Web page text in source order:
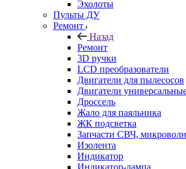
Эхолоты
Пульты ДУ
Ремонт
Назад
Ремонт
3D ручки
LCD преобразователи
Двигатели для пылесосов
Двигатели
Дроссель
Жало для паяльника
ЖК подсветка
Запчасти СВЧ,
Изолента
Индикатор
Индикатор-лампа